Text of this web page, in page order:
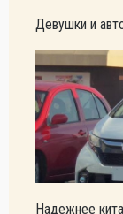
Девушки и
Надежнее